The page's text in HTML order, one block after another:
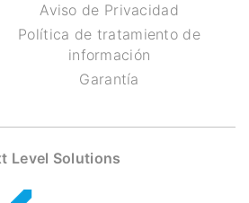
Aviso de Privacidad
Política de tratamiento de
información
Garantía
Level Solutions